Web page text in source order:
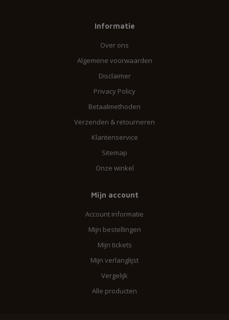
Informatie
Over ons
Algemene voorwaarden
Disclaimer
Privacy Policy
Betaalmethoden
Verzenden & retourneren
Klantenservice
Sitemap
Onze winkel
Mijn account
Account informatie
Mijn bestellingen
Mijn tickets
Mijn verlanglijst
Vergelijk
Alle producten